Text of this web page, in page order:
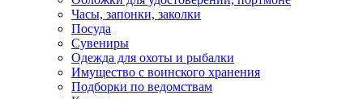
Часы, запонки, заколки
Посуда
Сувениры
Одежда для охоты и рыбалки
Имущество с воинского хранения
Подборки по ведомствам